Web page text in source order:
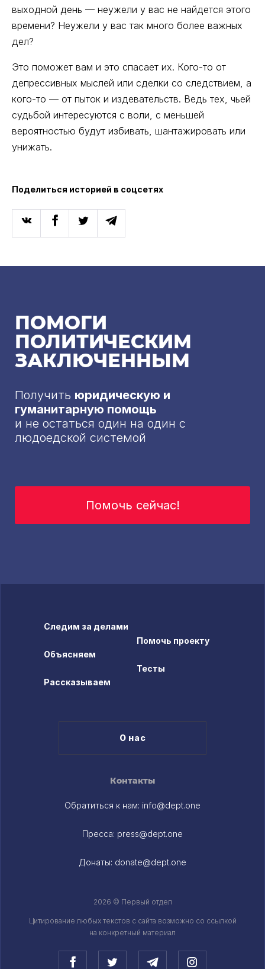
выходной день — неужели у вас не найдется этого
времени? Неужели у вас так много более важных
дел?
Это поможет вам и это спасает их. Кого-то от
депрессивных мыслей или сделки со следствием, а
кого-то — от пыток и издевательств. Ведь тех, чьей
судьбой интересуются с воли, с меньшей
вероятностью будут избивать, шантажировать или
унижать.
Поделиться историей в соцсетях
ПОМОГИ
ПОЛИТИЧЕСКИМ
ЗАКЛЮЧЕННЫМ
Получить юридическую и
гуманитарную помощь
и не остаться один на один с
людоедской системой
Помочь сейчас!
Контакты
Обратиться к нам: info@dept.one
Пресса: press@dept.one
Донаты: donate@dept.one
Следим за делами
Объясняем
Рассказываем
Помочь проекту
Тесты
О нас
2026 © Первый отдел
Цитирование любых текстов c сайта возможно со ссылкой
на конкретный материал